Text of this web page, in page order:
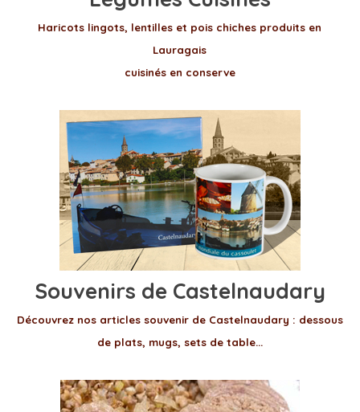
Haricots lingots, lentilles et pois chiches produits en
Lauragais
cuisinés en conserve
Souvenirs de Castelnaudary
Découvrez nos articles souvenir de Castelnaudary : dessous
de plats, mugs, sets de table...